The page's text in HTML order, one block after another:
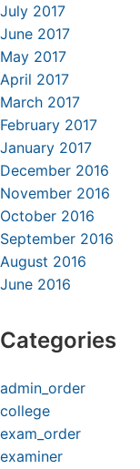
July 2017
June 2017
May 2017
April 2017
March 2017
February 2017
January 2017
December 2016
November 2016
October 2016
September 2016
August 2016
June 2016
Categories
admin_order
college
exam_order
examiner